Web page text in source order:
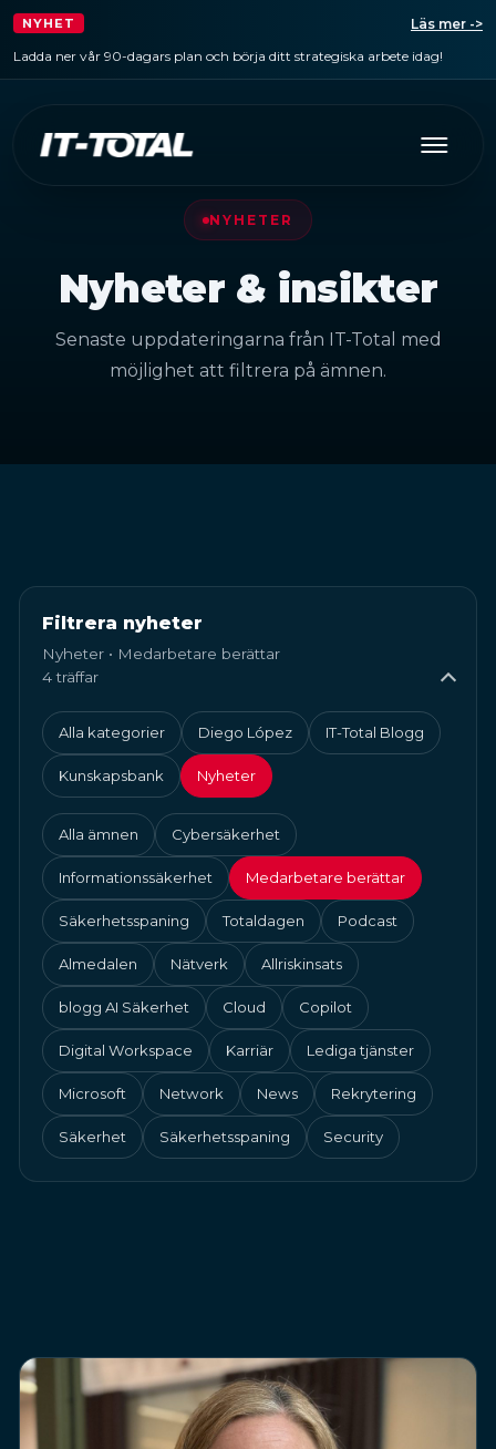
NYHET
Ladda ner vår 90-dagars plan och börja ditt strategiska arbete idag!
Läs mer ->
NYHETER
Nyheter & insikter
Senaste uppdateringarna från IT-Total med
möjlighet att filtrera på ämnen.
Filtrera nyheter
Nyheter • Medarbetare berättar
4 träffar
Alla kategorier Diego López IT-Total Blogg
Kunskapsbank Nyheter
Alla ämnen Cybersäkerhet
Informationssäkerhet Medarbetare berättar
Säkerhetsspaning Totaldagen Podcast
Almedalen Nätverk Allriskinsats
blogg AI Säkerhet Cloud Copilot
Digital Workspace Karriär Lediga tjänster
Microsoft Network News Rekrytering
Säkerhet Säkerhetsspaning Security